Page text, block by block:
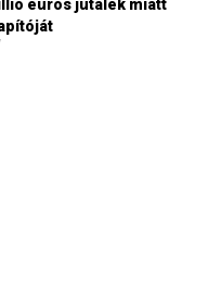
eurós jutalék miatt